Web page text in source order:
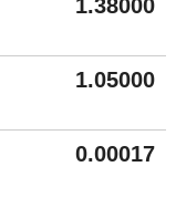
1.38000
1.05000
0.00017